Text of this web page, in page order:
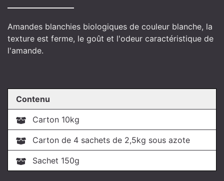
Amandes blanchies biologiques de couleur blanche, la
texture est ferme, le goût et l'odeur caractéristique de
l'amande.
Contenu
Carton 10kg
Carton de 4 sachets de 2,5kg sous azote
Sachet 150g